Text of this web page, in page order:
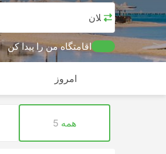
میلان
اقامتگاه من را پیدا کن
امروز
همه 5